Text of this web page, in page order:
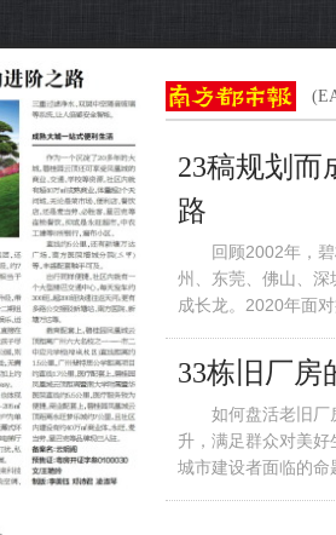
23稿规划而
路
回顾2002年，碧
州、东莞、佛山、
成长龙。2020年面
33栋旧厂房
如何盘活老旧厂
升，满足群众对美
城市建设者面临的